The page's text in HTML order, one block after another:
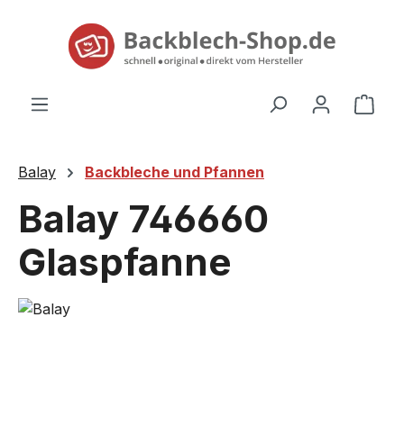
springen
Balay Backbleche und Pfannen
Balay 746660
Glaspfanne